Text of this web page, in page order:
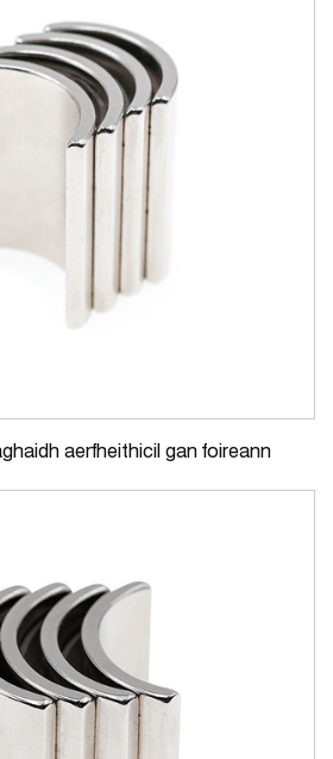
aerfheithicil gan foireann